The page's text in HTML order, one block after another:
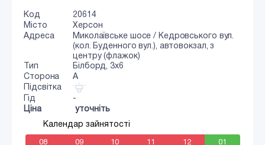
Код
20614
Місто
Херсон
Адреса
Миколаївське шосе / Кедровського вул.
(кол. Буденного вул.), автовокзал, з
центру (флажок)
Тип
Білборд, 3x6
Сторона
A
Підсвітка
Гід
-
Ціна
уточніть
Календар зайнятості
08 09 10 11 12 01